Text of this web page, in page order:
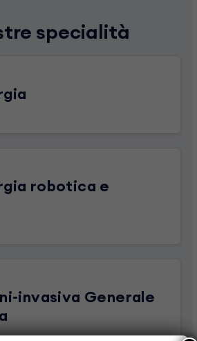
specialità
robotica e
invasiva Generale